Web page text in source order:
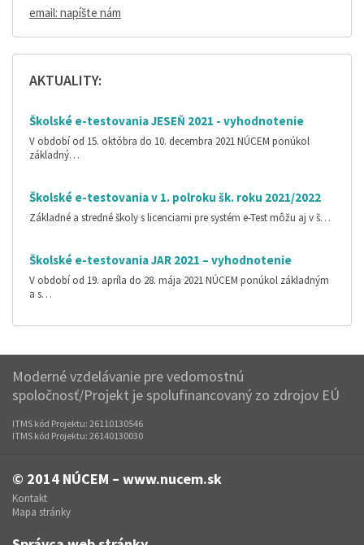
email: napíšte nám
AKTUALITY:
Školské e-testovania JESEŇ 2021 - vyhodnotenie
V období od 15. októbra do 10. decembra 2021 NÚCEM ponúkol
základný…
Školské e-testovania v 1. polroku šk. roku 2021/2022
Základné a stredné školy s licenciami pre systém e-Test môžu aj v š…
Školské e-testovania JAR 2021 – vyhodnotenie
V období od 19. apríla do 28. mája 2021 NÚCEM ponúkol základným
a s…
Moderné vzdelávanie pre vedomostnú
spoločnosť/Projekt je spolufinancovaný zo zdrojov EÚ
ITMS kód Projektu: 26110130546
ITMS kód Projektu: 26140130030
© 2014 NÚCEM – www.nucem.sk
Kontakt
Mapa stránky